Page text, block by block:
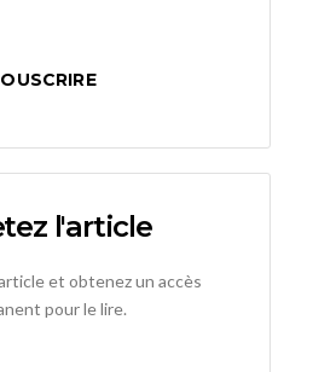
l'article
et obtenez un accès
pour le lire.